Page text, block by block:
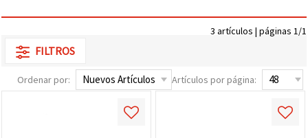
3 artículos | páginas 1/1
FILTROS
Ordenar por: Artículos por página: